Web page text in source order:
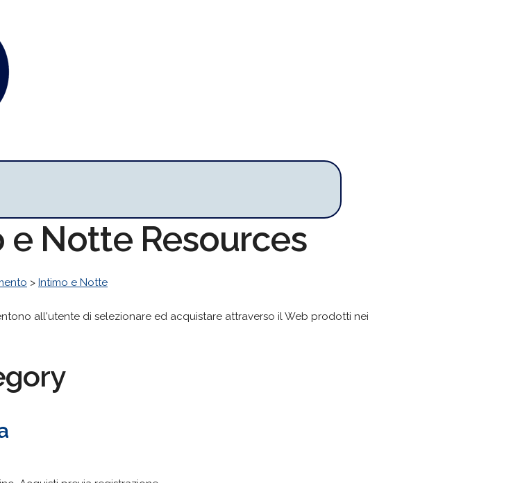
Notte Resources
> Intimo e Notte
all'utente di selezionare ed acquistare attraverso il Web prodotti nei